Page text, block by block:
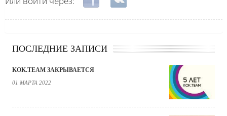
ПОСЛЕДНИЕ ЗАПИСИ
KOK.TEAM ЗАКРЫВАЕТСЯ
01 МАРТА 2022